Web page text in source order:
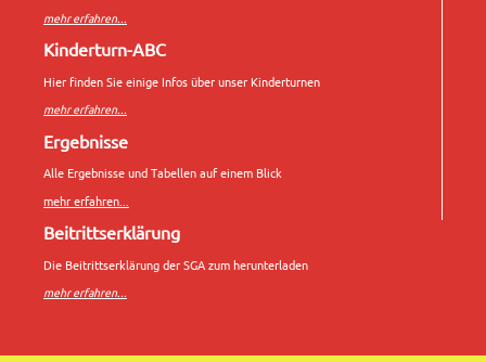
mehr erfahren...
Kinderturn-ABC
Hier finden Sie einige Infos über unser Kinderturnen
mehr erfahren...
Ergebnisse
Alle Ergebnisse und Tabellen auf einem Blick
mehr erfahren...
Beitrittserklärung
Die Beitrittserklärung der SGA zum herunterladen
mehr erfahren...